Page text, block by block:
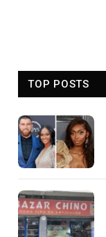
TOP POSTS